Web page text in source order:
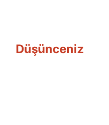
Düşünceniz